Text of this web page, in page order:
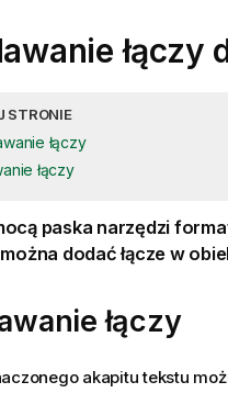
łączy
STRONIE
łączy
łączy
paska narzędzi
dodać łącze w
łączy
akapitu tekstu